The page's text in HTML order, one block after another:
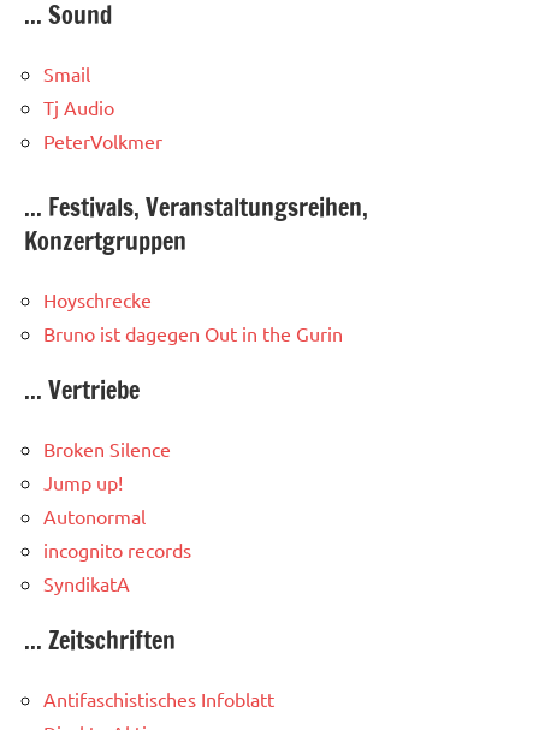
... Sound
Smail
Tj Audio
PeterVolkmer
... Festivals, Veranstaltungsreihen,
Konzertgruppen
Hoyschrecke
Bruno ist dagegen Out in the Gurin
... Vertriebe
Broken Silence
Jump up!
Autonormal
incognito records
SyndikatA
... Zeitschriften
Antifaschistisches Infoblatt